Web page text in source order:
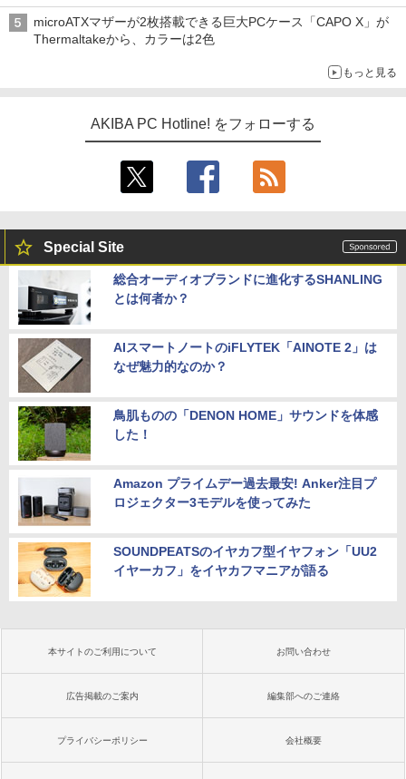
microATXマザーが2枚搭載できる巨大PCケース「CAPO X」が
Thermaltakeから、カラーは2色
もっと見る
AKIBA PC Hotline! をフォローする
Special Site
総合オーディオブランドに進化するSHANLING
とは何者か？
AIスマートノートのiFLYTEK「AINOTE 2」は
なぜ魅力的なのか？
鳥肌ものの「DENON HOME」サウンドを体感
した！
Amazon プライムデー過去最安! Anker注目プ
ロジェクター3モデルを使ってみた
SOUNDPEATSのイヤカフ型イヤフォン「UU2
イヤーカフ」をイヤカフマニアが語る
本サイトのご利用について お問い合わせ
広告掲載のご案内 編集部へのご連絡
プライバシーポリシー 会社概要